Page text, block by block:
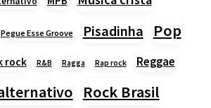
Pegue Esse Groove Pisadinha Pop
rock R&B Ragga Rap rock Reggae
Rock Brasil